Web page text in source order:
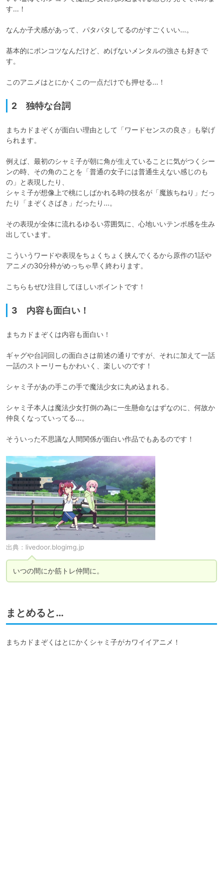
す…！
なんか子犬感があって、パタパタしてるのがすごくいい…。
基本的にポンコツなんだけど、めげないメンタルの強さも好きで
す。
このアニメはとにかくこの一点だけでも押せる…！
2 独特な台詞
まちカドまぞくが面白い理由として「ワードセンスの良さ」も挙げ
られます。
例えば、最初のシャミ子が朝に角が生えていることに気がつくシー
ンの時、その角のことを「普通の女子には普通生えない感じのも
の」と表現したり、
シャミ子が想像上で桃にしばかれる時の技名が「魔族ちねり」だっ
たり「まぞくさばき」だったり…。
その表現が全体に流れるゆるい雰囲気に、心地いいテンポ感を生み
出しています。
こういうワードや表現をちょくちょく挟んでくるから原作の1話や
アニメの30分枠がめっちゃ早く終わります。
こちらもぜひ注目してほしいポイントです！
3 内容も面白い！
まちカドまぞくは内容も面白い！
ギャグや台詞回しの面白さは前述の通りですが、それに加えて一話
一話のストーリーもかわいく、楽しいのです！
シャミ子があの手この手で魔法少女に丸め込まれる。
シャミ子本人は魔法少女打倒の為に一生懸命なはずなのに、何故か
仲良くなっていってる…。
そういった不思議な人間関係が面白い作品でもあるのです！
出典： livedoor.blogimg.jp
いつの間にか筋トレ仲間に。
まとめると…
まちカドまぞくはとにかくシャミ子がカワイイアニメ！